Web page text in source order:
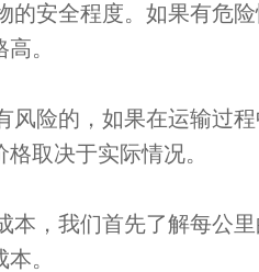
安全程度。如果有危险
。
险的，如果在运输过程
取决于实际情况。
，我们首先了解每公里
。